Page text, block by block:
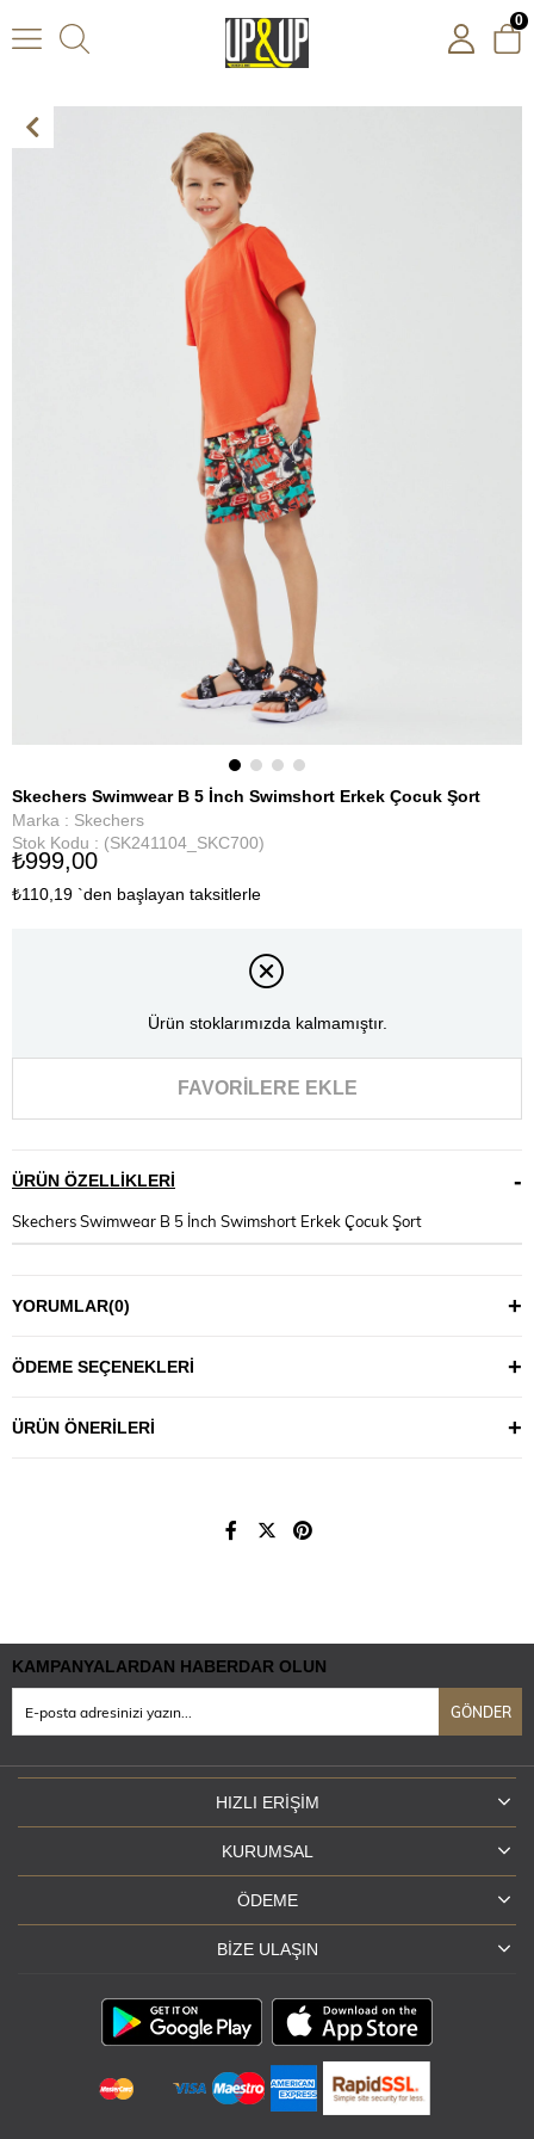
0
Skechers Swimwear B 5 İnch Swimshort Erkek Çocuk Şort
Marka : Skechers
Stok Kodu
(SK241104_SKC700)
₺999,00
₺110,19 `den başlayan taksitlerle
Ürün stoklarımızda kalmamıştır.
FAVORILERE EKLE
ÜRÜN ÖZELLIKLERI
Skechers Swimwear B 5 İnch Swimshort Erkek Çocuk Şort
YORUMLAR(0)
ÖDEME SEÇENEKLERI
ÜRÜN ÖNERILERI
KAMPANYALARDAN HABERDAR OLUN
GÖNDER
HIZLI ERIŞIM
KURUMSAL
ÖDEME
BIZE ULAŞIN